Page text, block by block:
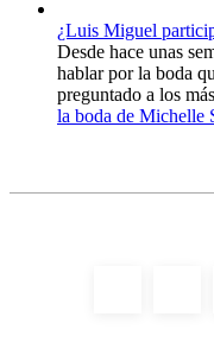
¿Luis Miguel
Desde hace unas
hablar por la boda
preguntado a los
la boda de Michelle